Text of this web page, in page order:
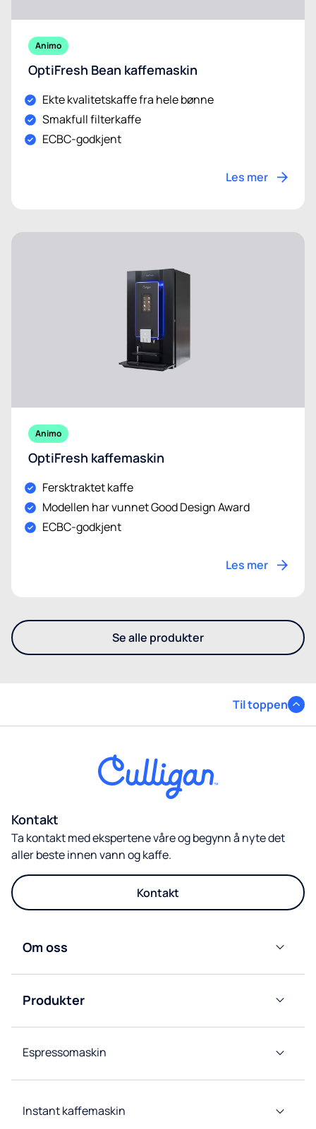
Animo
OptiFresh Bean kaffemaskin
Ekte kvalitetskaffe fra hele bønne
Smakfull filterkaffe
ECBC-godkjent
Les mer
Animo
OptiFresh kaffemaskin
Fersktraktet kaffe
Modellen har vunnet Good Design Award
ECBC-godkjent
Les mer
Se alle produkter- Se flere av våre
Til toppen
Kontakt
Ta kontakt med ekspertene våre og begynn å nyte det
aller beste innen vann og kaffe.
Kontakt
Om oss
Culligan
Våre
avdelinger
Produkter
Vanndispensere
Kaffemaskiner
Espressomaskin
Instant kaffemaskin